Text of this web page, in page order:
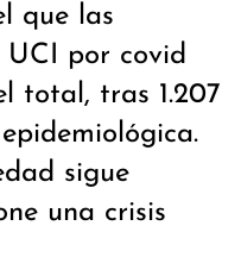
que las
UCI por covid
total, tras 1.207
sigue
una crisis